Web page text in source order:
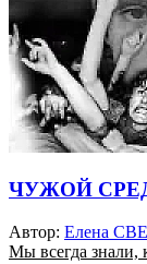
ЧУЖОЙ
Автор: Елена
Мы всегда знали,